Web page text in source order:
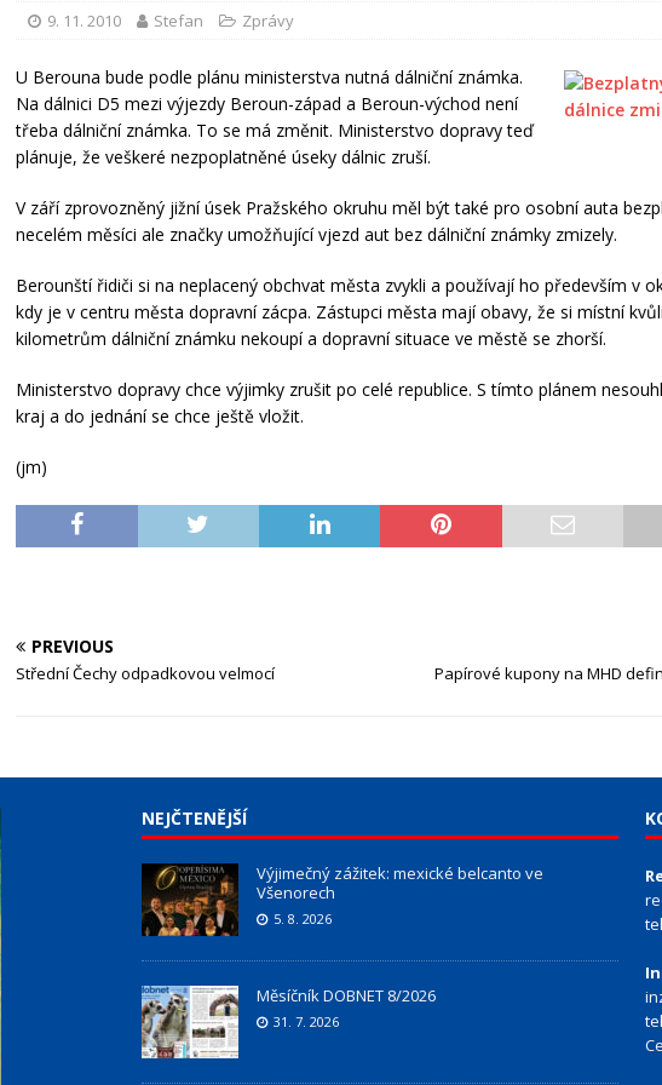
9. 11. 2010 Stefan Zprávy
U Berouna bude podle plánu ministerstva nutná dálniční známka.
Na dálnici D5 mezi výjezdy Beroun-západ a Beroun-východ není
třeba dálniční známka. To se má změnit. Ministerstvo dopravy teď
plánuje, že veškeré nezpoplatněné úseky dálnic zruší.
V září zprovozněný jižní úsek Pražského okruhu měl být také pro osobní auta
necelém měsíci ale značky umožňující vjezd aut bez dálniční známky zmizely.
Berounští řidiči si na neplacený obchvat města zvykli a používají ho především v
kdy je v centru města dopravní zácpa. Zástupci města mají obavy, že si místní
kilometrům dálniční známku nekoupí a dopravní situace ve městě se zhorší.
Ministerstvo dopravy chce výjimky zrušit po celé republice. S tímto plánem
kraj a do jednání se chce ještě vložit.
(jm)
PREVIOUS
Střední Čechy odpadkovou velmocí Papírové kupony na MHD
NEJČTENĚJŠÍ
Výjimečný zážitek: mexické belcanto ve
Všenorech
5. 8. 2026
Měsíčník DOBNET 8/2026
31. 7. 2026